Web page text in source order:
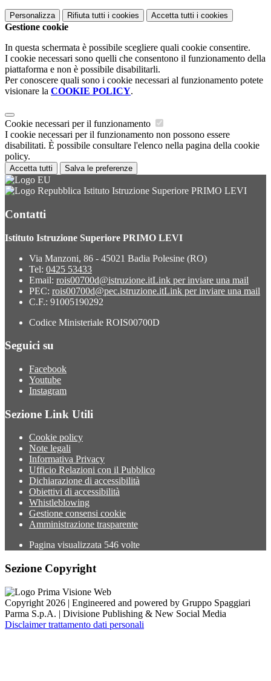
Personalizza Rifiuta tutti i cookies Accetta tutti i cookies
Gestione cookie
In questa schermata è possibile scegliere quali cookie consentire.
I cookie necessari sono quelli che consentono il funzionamento della
piattaforma e non è possibile disabilitarli.
Per conoscere quali sono i cookie necessari al funzionamento potete
visionare la COOKIE POLICY.
Cookie necessari per il funzionamento
I cookie necessari per il funzionamento non possono essere
disabilitati. È possibile consultare l'elenco nella pagina della cookie
policy.
Accetta tutti Salva le preferenze
Istituto Istruzione Superiore PRIMO LEVI
Contatti
Istituto Istruzione Superiore PRIMO LEVI
Via Manzoni, 86 - 45021 Badia Polesine (RO)
Tel: 0425 53433
Email: rois00700d@istruzione.itLink per inviare una mail
PEC: rois00700d@pec.istruzione.itLink per inviare una mail
C.F.: 91005190292
Codice Ministeriale ROIS00700D
Seguici su
Facebook
Youtube
Instagram
Sezione Link Utili
Cookie policy
Note legali
Informativa Privacy
Ufficio Relazioni con il Pubblico
Dichiarazione di accessibilità
Obiettivi di accessibilità
Whistleblowing
Gestione consensi cookie
Amministrazione trasparente
Pagina visualizzata 546 volte
Sezione Copyright
Copyright 2026 | Engineered and powered by Gruppo Spaggiari
Parma S.p.A. | Divisione Publishing & New Social Media
Disclaimer trattamento dati personali